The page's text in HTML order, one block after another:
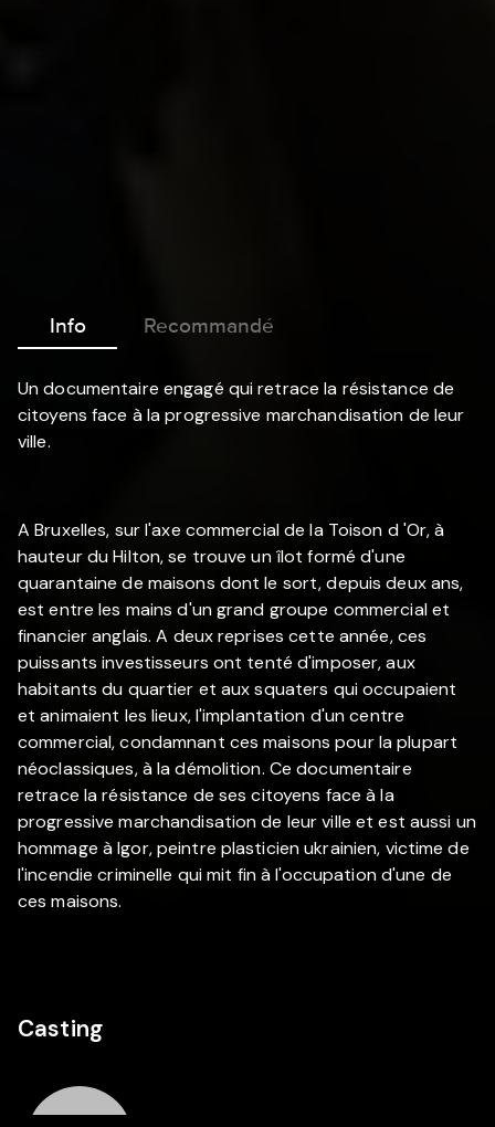
Info Recommandé
Un documentaire engagé qui retrace la résistance de
citoyens face à la progressive marchandisation de leur
ville.
A Bruxelles, sur l'axe commercial de la Toison d 'Or, à
hauteur du Hilton, se trouve un îlot formé d'une
quarantaine de maisons dont le sort, depuis deux ans,
est entre les mains d'un grand groupe commercial et
financier anglais. A deux reprises cette année, ces
puissants investisseurs ont tenté d'imposer, aux
habitants du quartier et aux squaters qui occupaient
et animaient les lieux, l'implantation d'un centre
commercial, condamnant ces maisons pour la plupart
néoclassiques, à la démolition. Ce documentaire
retrace la résistance de ses citoyens face à la
progressive marchandisation de leur ville et est aussi un
hommage à Igor, peintre plasticien ukrainien, victime de
l'incendie criminelle qui mit fin à l'occupation d'une de
ces maisons.
Casting